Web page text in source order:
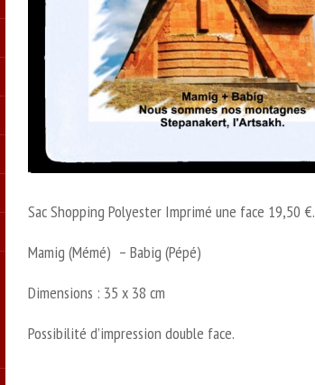
Sac Shopping Polyester Imprimé une face 19,50 €.
Mamig (Mémé) – Babig (Pépé)
Dimensions : 35 x 38 cm
Possibilité d’impression double face.